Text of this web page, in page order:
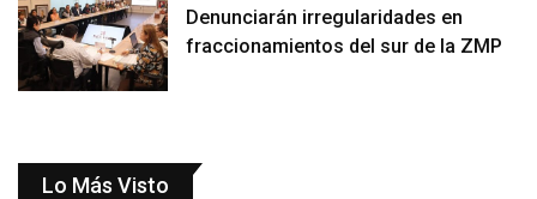
Denunciarán irregularidades en
fraccionamientos del sur de la ZMP
Lo Más Visto